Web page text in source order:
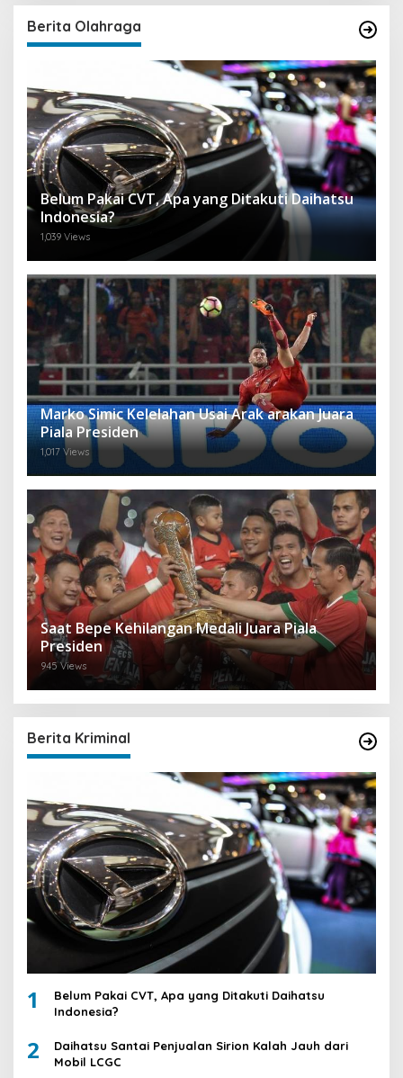
Berita Olahraga
Belum Pakai CVT, Apa yang Ditakuti Daihatsu
Indonesia?
1,039 Views
Marko Simic Kelelahan Usai Arak arakan Juara
Piala Presiden
1,017 Views
Saat Bepe Kehilangan Medali Juara Piala
Presiden
945 Views
Berita Kriminal
1
Belum Pakai CVT, Apa yang Ditakuti Daihatsu
Indonesia?
2
Daihatsu Santai Penjualan Sirion Kalah Jauh dari
Mobil LCGC